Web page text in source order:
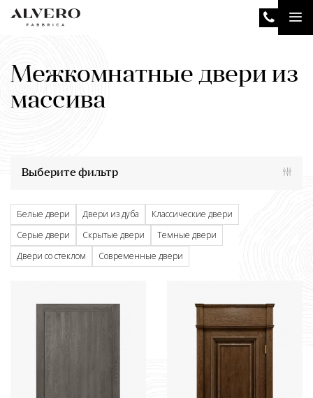
Перейти
Межкомнатные двери из
массива
Выберите фильтр
Белые двери Двери из дуба
Классические двери
Серые двери
Скрытые двери
Темные двери
Двери со стеклом
Современные двери